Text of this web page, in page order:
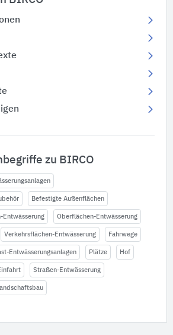
zu BIRCO
Befestigte Außenflächen
Entwässerung Oberflächen-Entwässerung
Verkehrsflächen-Entwässerung Fahrwege
Entwässerungsanlagen Plätze Hof
Straßen-Entwässerung